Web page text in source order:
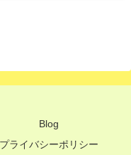
Blog
プライバシーポリシー